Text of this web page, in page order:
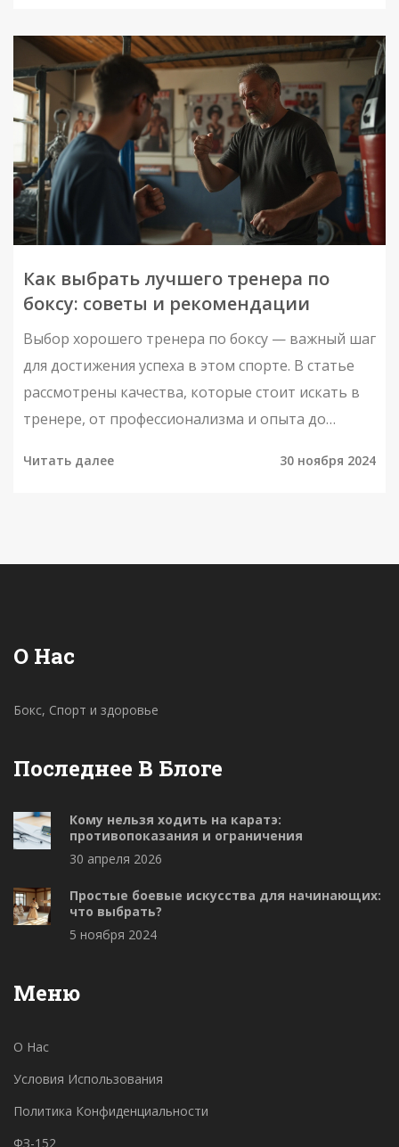
удовольствие. Также разберем интересные
факты и дадим практичные советы по этому
вопросу.
Как выбрать лучшего тренера по
боксу: советы и рекомендации
Выбор хорошего тренера по боксу — важный шаг
для достижения успеха в этом спорте. В статье
рассмотрены качества, которые стоит искать в
тренере, от профессионализма и опыта до
обсуждаются настойчивость в достижении
Читать далее 30 ноября 2024
О Нас
Бокс, Спорт и здоровье
Последнее В Блоге
Кому нельзя ходить на каратэ:
противопоказания и ограничения
30 апреля 2026
Простые боевые искусства для начинающих:
что выбрать?
5 ноября 2024
Меню
О Нас
Условия Использования
Политика Конфиденциальности
ФЗ-152